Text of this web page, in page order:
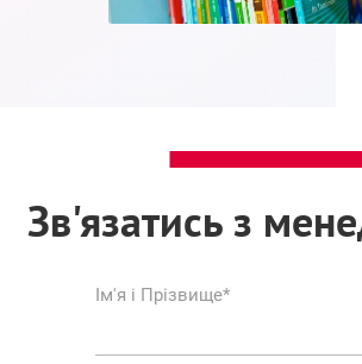
Зв'язатись з
Ім'я і Прізвище*